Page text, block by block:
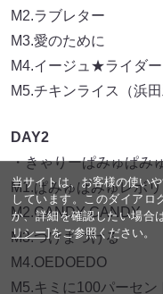
M2.ラブレター
M3.愛のために
M4.イージュ★ライダー
M5.チキンライス（浜田
DAY2
・きゃりーぱみゅぱみ
M1.ぱみゅぱみゅレボ
M2.CANDY CANDY
M3.つけまつける
M4.OEDOEDO
M5.キミに100パーセン
当サイトは、お客様の使い
しています。このダイアロ
か、詳細を確認したい場合は
リシー]をご参照ください。